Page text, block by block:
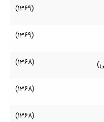
(1369)
(1369)
(1368)
(1368)
(1368)